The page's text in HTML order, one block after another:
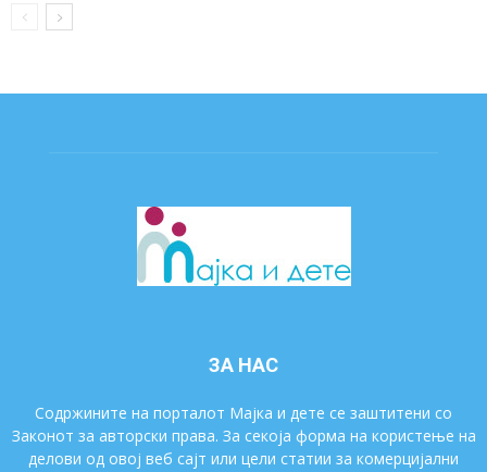
ЗА НАС
Содржините на порталот Мајка и дете се заштитени со
Законот за авторски права. За секоја форма на користење на
делови од овој веб сајт или цели статии за комерцијални